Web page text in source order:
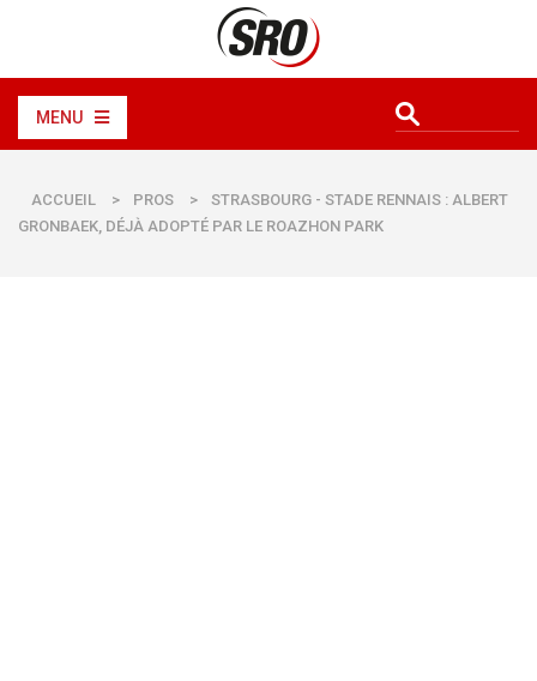
MENU
ACCUEIL > PROS >
STRASBOURG - STADE RENNAIS : ALBERT
GRONBAEK, DÉJÀ ADOPTÉ PAR LE ROAZHON PARK